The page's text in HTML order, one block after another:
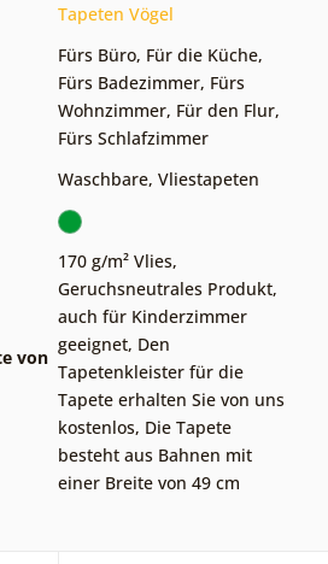
Tapeten Vögel
Fürs Büro, Für die Küche,
Fürs Badezimmer, Fürs
Wohnzimmer, Für den Flur,
Fürs Schlafzimmer
Waschbare, Vliestapeten
von
170 g/m² Vlies,
Geruchsneutrales Produkt,
auch für Kinderzimmer
geeignet, Den
Tapetenkleister für die
Tapete erhalten Sie von uns
kostenlos, Die Tapete
besteht aus Bahnen mit
einer Breite von 49 cm